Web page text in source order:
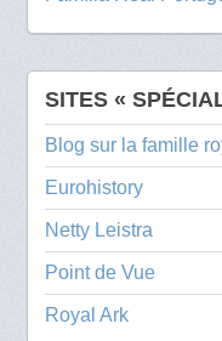
SITES «
Blog sur la famille
Eurohistory
Netty Leistra
Point de Vue
Royal Ark